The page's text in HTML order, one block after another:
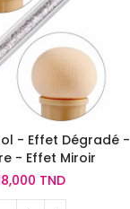
- Effet Dégradé -
- Effet Miroir
TND